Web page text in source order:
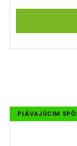
PLÁVAJÚCIM